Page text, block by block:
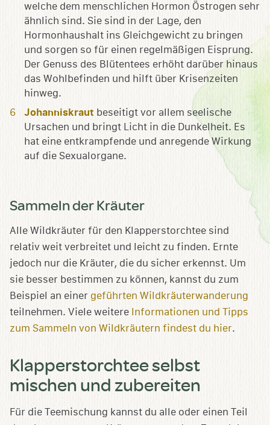
welche dem menschlichen Hormon Östrogen sehr
ähnlich sind. Sie sind in der Lage, den
Hormonhaushalt ins Gleichgewicht zu bringen
und sorgen so für einen regelmäßigen Eisprung.
Der Genuss des Blütentees erhöht darüber hinaus
das Wohlbefinden und hilft über Krisenzeiten
hinweg.
Johanniskraut beseitigt vor allem seelische
Ursachen und bringt Licht in die Dunkelheit. Es
hat eine entkrampfende und anregende Wirkung
auf die Sexualorgane.
Sammeln der Kräuter
Alle Wildkräuter für den Klapperstorchtee sind
relativ weit verbreitet und leicht zu finden. Ernte
jedoch nur die Kräuter, die du sicher erkennst. Um
sie besser bestimmen zu können, kannst du zum
Beispiel an einer geführten Wildkräuterwanderung
teilnehmen. Viele weitere Informationen und Tipps
zum Sammeln von Wildkräutern findest du hier.
Klapperstorchtee selbst
mischen und zubereiten
Für die Teemischung kannst du alle oder einen Teil